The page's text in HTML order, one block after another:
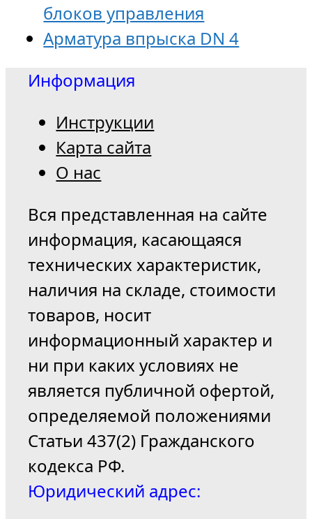
блоков управления
Арматура впрыска DN 4
Информация
Инструкции
Карта сайта
О нас
Вся представленная на сайте
информация, касающаяся
технических характеристик,
наличия на складе, стоимости
товаров, носит
информационный характер и
ни при каких условиях не
является публичной офертой,
определяемой положениями
Статьи 437(2) Гражданского
кодекса РФ.
Юридический адрес: